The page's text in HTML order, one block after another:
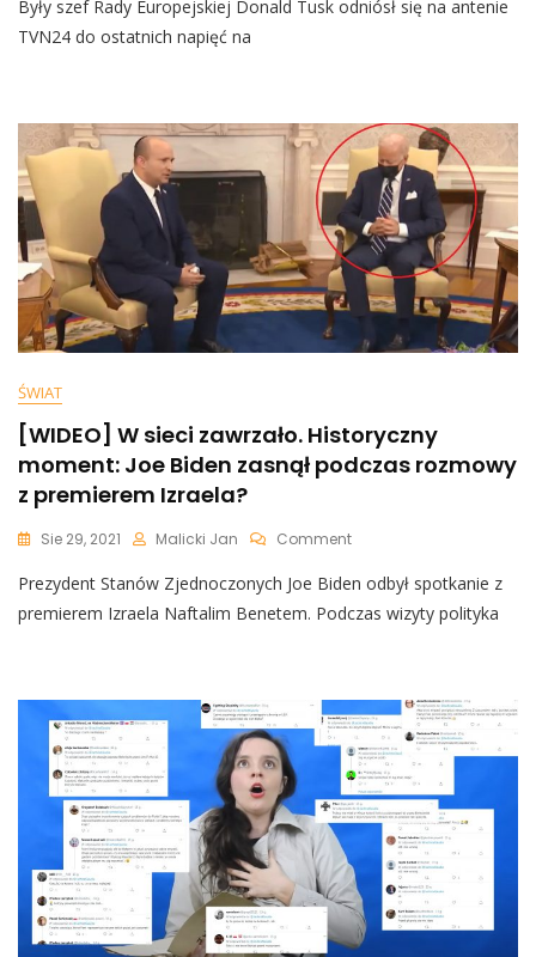
Nie
„Nieznośne
Bachory”
Były szef Rady Europejskiej Donald Tusk odniósł się na antenie
TVN24 do ostatnich napięć na
ŚWIAT
[WIDEO] W sieci zawrzało. Historyczny
moment: Joe Biden zasnął podczas rozmowy
z premierem Izraela?
Sie 29, 2021 Malicki Jan CommentOn
W
Sieci
Zawrzało.
Joe
Biden
Zasnął
Podczas
Rozmowy
Z
Premierem
Izraela?
Prezydent Stanów Zjednoczonych Joe Biden odbył spotkanie z
premierem Izraela Naftalim Benetem. Podczas wizyty polityka